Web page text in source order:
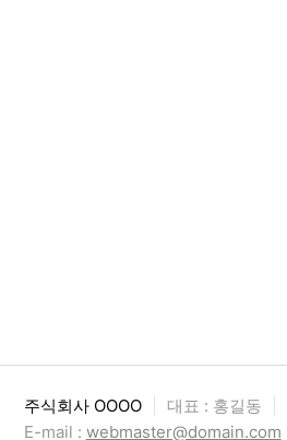
주식회사 OOOO 대표 : 홍길동
E-mail : webmaster@domain.com